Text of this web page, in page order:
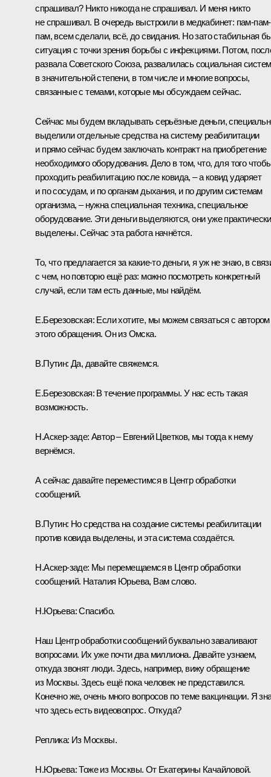
спрашивал? Никто никогда не спрашивал. И меня никто
не спрашивал. В очередь выстроили в медкабинет: пам-пам-
пам, всем сделали, всё, до свидания. Но зато стабильная
ситуация с точки зрения борьбы с инфекциями. Потом,
развала Советского Союза, развалилась социальная
в значительной степени, в том числе и многие вопросы,
связанные с темами, которые мы обсуждаем сейчас.
Сейчас мы будем вкладывать серьёзные деньги,
выделили отдельные средства на систему реабилитации
и прямо сейчас будем заключать контракт на приобретение
необходимого оборудования. Дело в том, что, для того
проходить реабилитацию после ковида, – а ковид ударяет
и по сосудам, и по органам дыхания, и по другим системам
организма, – нужна специальная техника, специальное
оборудование. Эти деньги выделяются, они уже практически
выделены. Сейчас эта работа начнётся.
То, что предлагается за какие-то деньги, я уж не знаю, в
с чем, но повторю ещё раз: можно посмотреть конкретный
случай, если там есть данные, мы найдём.
Е.Березовская: Если хотите, мы можем связаться с автором
этого обращения. Он из Омска.
В.Путин: Да, давайте свяжемся.
Е.Березовская: В течение программы. У нас есть такая
возможность.
Н.Аскер-заде: Автор – Евгений Цветков, мы тогда к нему
вернёмся.
А сейчас давайте переместимся в Центр обработки
сообщений.
В.Путин: Но средства на создание системы реабилитации
против ковида выделены, и эта система создаётся.
Н.Аскер-заде: Мы перемещаемся в Центр обработки
сообщений. Наталия Юрьева, Вам слово.
Н.Юрьева:Спасибо.
Наш Центр обработки сообщений буквально заваливают
вопросами. Их уже почти два миллиона. Давайте узнаем,
откуда звонят люди. Здесь, например, вижу обращение
из Москвы. Здесь ещё пока человек не представился.
Конечно же, очень много вопросов по теме вакцинации. Я
что здесь есть видеовопрос. Откуда?
Реплика: Из Москвы.
Н.Юрьева:Тоже из Москвы. От Екатерины Качайловой.